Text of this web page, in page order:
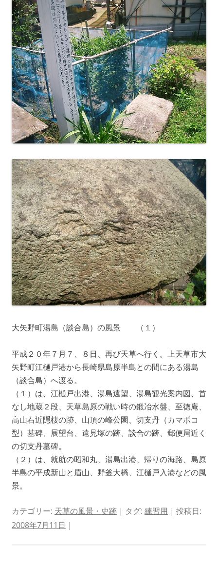
大矢野町湯島（談合島）の風景 （１）
平成２０年７月７、８日、再び天草へ行く。上天草市大
矢野町江樋戸港から長崎県島原半島との間にある湯島
（談合島）へ渡る。
（１）は、江樋戸出港、湯島遠望、湯島観光案内図、首
なし地蔵２段、天草島原の戦い時の鍛冶水盤、至徳庵、
高山右近隠棲の跡、山頂の峰公園、切支丹（カマボコ
型）墓碑、展望台、遠見塚の跡、談合の跡、郵便局近く
の切支丹墓碑。
（２）は、就航の昭和丸、湯島出港、帰りの海路、島原
半島の平成新山と眉山、野釜大橋、江樋戸入港などの風
景。
カテゴリー: 天草の風景・史跡 | タグ: 練習用 | 投稿日:
2008年7月11日 |